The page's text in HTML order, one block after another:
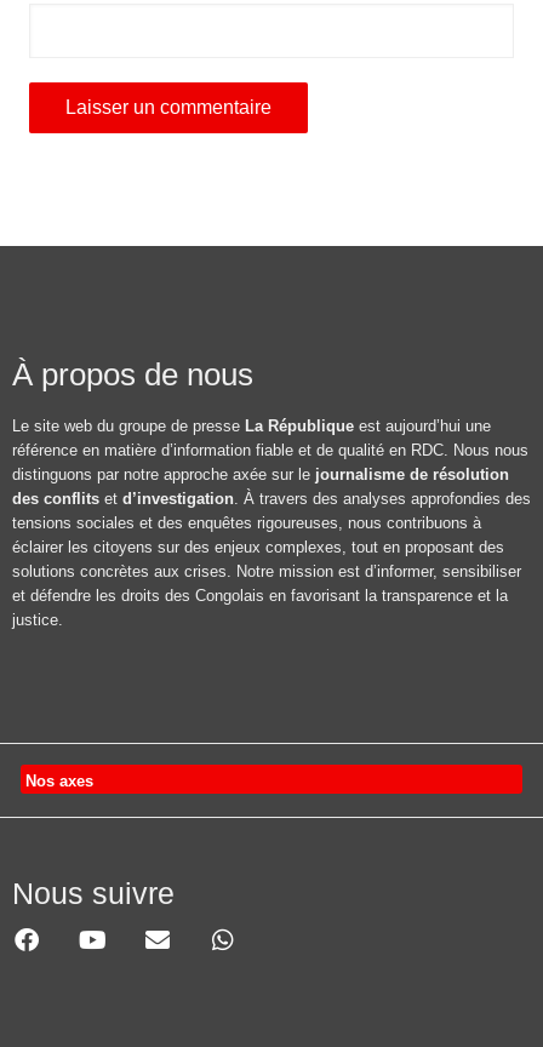
À propos de nous
Le site web du groupe de presse La République est aujourd’hui une
référence en matière d’information fiable et de qualité en RDC. Nous nous
distinguons par notre approche axée sur le journalisme de résolution
des conflits et d’investigation. À travers des analyses approfondies des
tensions sociales et des enquêtes rigoureuses, nous contribuons à
éclairer les citoyens sur des enjeux complexes, tout en proposant des
solutions concrètes aux crises. Notre mission est d’informer, sensibiliser
et défendre les droits des Congolais en favorisant la transparence et la
justice.
Nos axes
Nous suivre